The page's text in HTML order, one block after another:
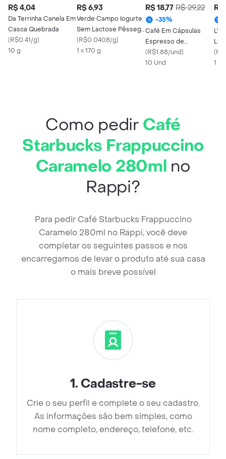
R$ 4,04
Da Terrinha Canela Em
Casca Quebrada
(R$0.41/g)
10 g
R$ 6,93
Verde Campo Iogurte
Sem Lactose Pêssego
Natural Whey
(R$0.0408/g)
1 x 170 g
R$ 18,77 R$ 29,22
-35%
Café Em Cápsulas
Espresso de
Chocolate L'or
(R$1.88/und)
10 Und
R$
(
1 X
Como pedir Café
Starbucks Frappuccino
Caramelo 280ml no
Rappi?
Para pedir Café Starbucks Frappuccino
Caramelo 280ml no Rappi, você deve
completar os seguintes passos e nos
encarregamos de levar o produto até sua casa
o mais breve possível
1. Cadastre-se
Crie o seu perfil e complete o seu cadastro.
As informações são bem simples, como
nome completo, endereço, telefone, etc.